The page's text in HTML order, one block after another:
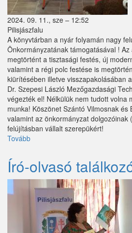
2024. 09. 11., sze – 12:52
Pilisjászfalu
A könyvtárban a nyár folyamán nagy
Önkormányzatának támogatásával !
megtörtént a tisztasági festés, új
valamint a régi polc festése is
kiürítésében illetve visszapakolásában
Dr. Szepesi László Mezőgazdasági
végezték el! Nélkülük nem tudott volna
munka! Köszönet Szántó Vilmosnak és
valamint az önkormányzat dolgozóinak
felújításban vállalt szerepükért!
Tovább
Író-olvasó